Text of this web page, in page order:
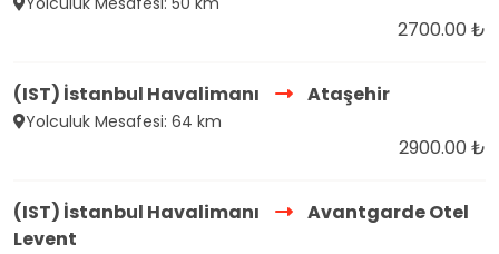
2700.00 ₺
(IST) İstanbul Havalimanı Ataşehir
Yolculuk Mesafesi: 64 km
2900.00 ₺
(IST) İstanbul Havalimanı
Avantgarde Otel
Levent